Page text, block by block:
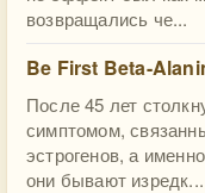
возвращались че...
Be First Beta-
После 45 лет
симптомом,
эстрогенов, а
они бывают изредк...